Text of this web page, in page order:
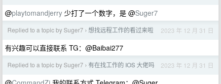
@playtomandjerry 少打了一个数字，是 @Suger7
Replied to a topic by Suger7 › 想找远程工作的看过来啦 2023 年 12 月 31 日
有兴趣可以直接联系 TG：@Baibai277
Replied to a topic by Suger7 › 有在找工作的 IOS 大佬吗 2023 年 12 月 31 日